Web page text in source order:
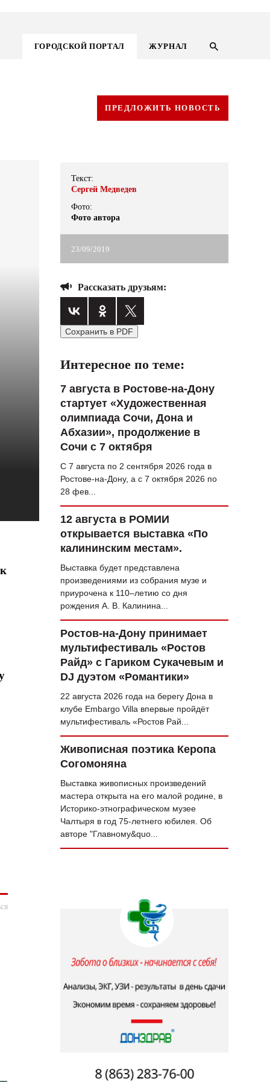
ГОРОДСКОЙ ПОРТАЛ ЖУРНАЛ
ГОРОДСКОЙ ПОРТАЛ
НОВОСТИ
ВОПРОС НЕДЕЛИ
ЧЕЛОВЕК ОСОБЕННЫЙ
КУЛЬТ ЕДЫ
АФИША
ЖУРНАЛ
ПРЕДЛОЖИТЬ НОВОСТЬ
Текст:
Сергей Медведев
Фото:
Фото автора
23/09/2019
Рассказать друзьям:
Сохранить в PDF
Интересное по теме:
7 августа в Ростове-на-Дону
стартует «Художественная
олимпиада Сочи, Дона и
Абхазии», продолжение в
Сочи с 7 октября
С 7 августа по 2 сентября 2026 года в
Ростове-на-Дону, а с 7 октября 2026 по
28 фев...
12 августа в РОМИИ
открывается выставка «По
калининским местам».
Выставка будет представлена
произведениями из собрания музе и
приурочена к 110–летию со дня
рождения А. В. Калинина...
Ростов-на-Дону принимает
мультифестиваль «Ростов
Райд» с Гариком Сукачевым и
DJ дуэтом «Романтики»
22 августа 2026 года на берегу Дона в
клубе Embargo Villa впервые пройдёт
мультифестиваль «Ростов Рай...
Живописная поэтика Керопа
Согомоняна
Выставка живописных произведений
мастера открыта на его малой родине, в
Историко-этнографическом музее
Чалтыря в год 75‑летнего юбилея. Об
авторе "Главному&quo...